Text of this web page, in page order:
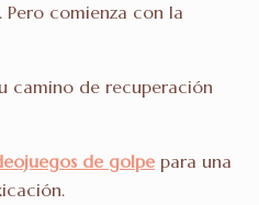
. Pero comienza con la
camino de recuperación
de golpe para una